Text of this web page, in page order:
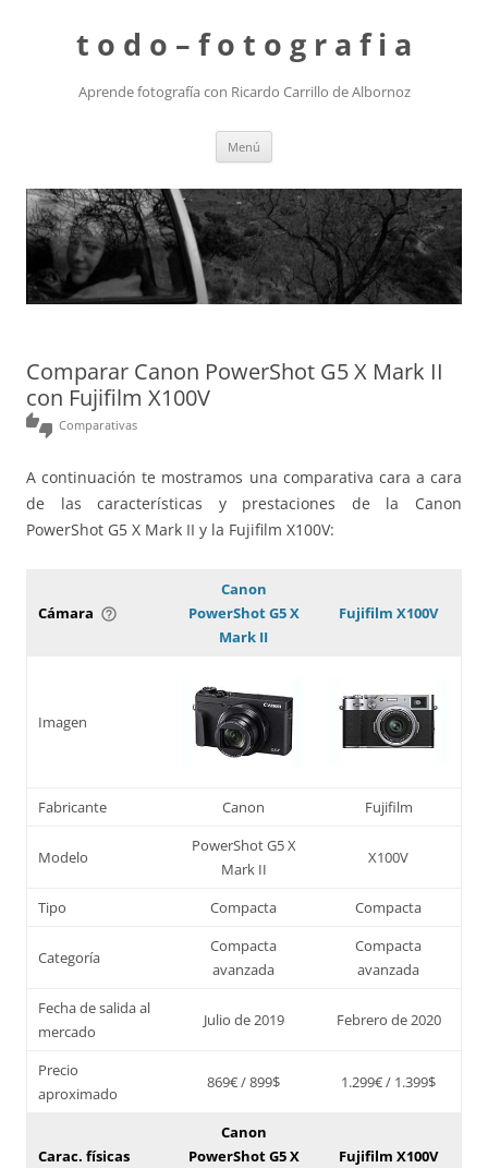
t o d o – f o t o g r a f i a
Aprende fotografía con Ricardo Carrillo de Albornoz
Menú
Comparar Canon PowerShot G5 X Mark II
con Fujifilm X100V
thumbs_up_down Comparativas
A continuación te mostramos una comparativa cara a cara
de las características y prestaciones de la Canon
PowerShot G5 X Mark II y la Fujifilm X100V:
Cámara help_outline
Canon
PowerShot G5 X
Mark II
Fujifilm X100V
Imagen
Fabricante Canon Fujifilm
Modelo
PowerShot G5 X
Mark II
X100V
Tipo Compacta Compacta
Categoría
Compacta
avanzada
Compacta
avanzada
Fecha de salida al
mercado
Julio de 2019 Febrero de 2020
Precio
aproximado
869€ / 899$ 1.299€ / 1.399$
Carac. físicas
Canon
PowerShot G5 X
Fujifilm X100V